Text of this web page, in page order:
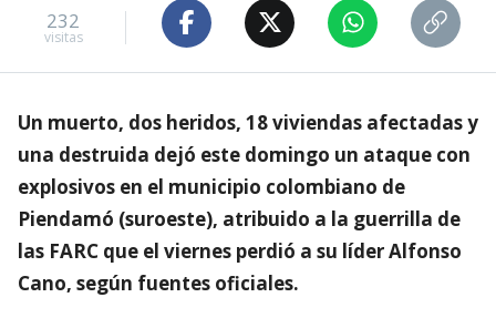
232
visitas
Un muerto, dos heridos, 18 viviendas afectadas y
una destruida dejó este domingo un ataque con
explosivos en el municipio colombiano de
Piendamó (suroeste), atribuido a la guerrilla de
las FARC que el viernes perdió a su líder Alfonso
Cano, según fuentes oficiales.